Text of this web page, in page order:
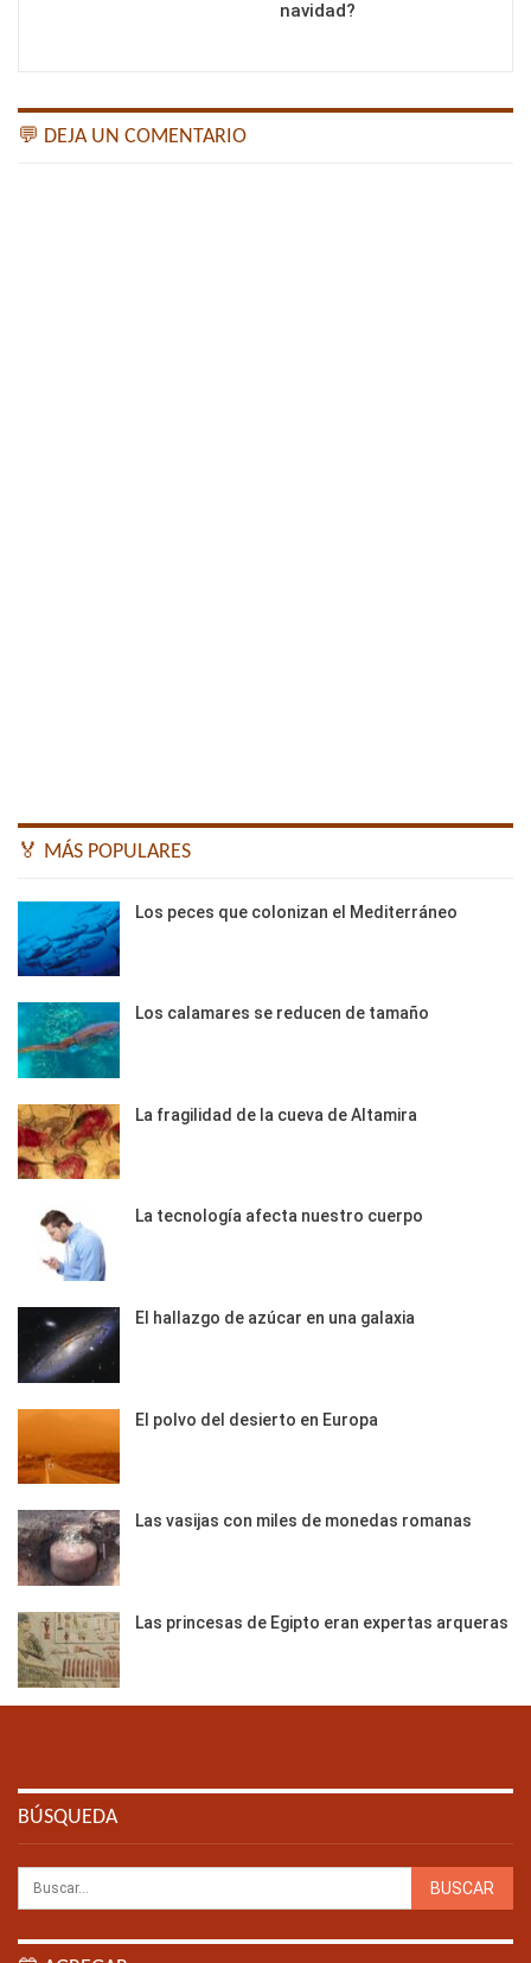
navidad?
💬 DEJA UN COMENTARIO
🏅 MÁS POPULARES
Los peces que colonizan el Mediterráneo
Los calamares se reducen de tamaño
La fragilidad de la cueva de Altamira
La tecnología afecta nuestro cuerpo
El hallazgo de azúcar en una galaxia
El polvo del desierto en Europa
Las vasijas con miles de monedas romanas
Las princesas de Egipto eran expertas arqueras
BÚSQUEDA